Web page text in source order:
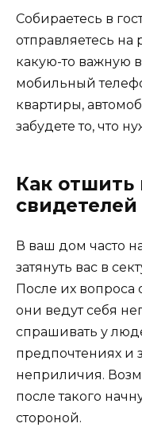
Собираетесь в
отправляетесь на
какую-то важную
мобильный
квартиры,
забудете то, что
Как отшить
В ваш дом часто
затянуть вас в
После их вопроса
они ведут себя
спрашивать у
предпочтениях и
неприличия.
после такого
стороной.